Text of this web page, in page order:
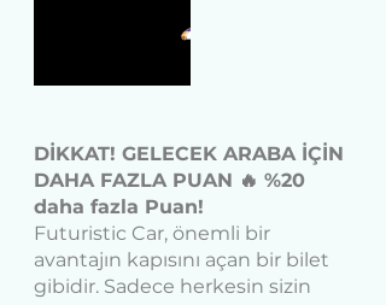
DİKKAT! GELECEK ARABA İÇİN
DAHA FAZLA PUAN 🔥 %20
daha fazla Puan!
Futuristic Car, önemli bir
avantajın kapısını açan bir bilet
gibidir. Sadece herkesin sizin